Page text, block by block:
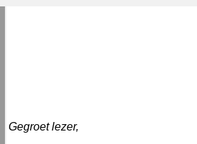
Gegroet lezer,